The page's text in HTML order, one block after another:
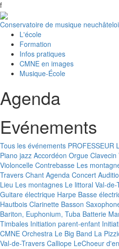
f
Conservatoire de musique
L'école
Formation
Infos pratiques
CMNE en images
Musique-École
Agenda
Evénements
Tous les événements PROFESSEUR
Piano jazz Accordéon Orgue Clavecin
Violoncelle Contrebasse Les
Travers Chant Agenda Concert
Lieu Les montagnes Le littoral Val-de-
Guitare électrique Harpe Basse
Hautbois Clarinette Basson
Bariton, Euphonium, Tuba Batterie
Timbales Initiation parent-enfant
CMNE Orchestra Le Big Band La
Val-de-Travers Calliope LeChoeur